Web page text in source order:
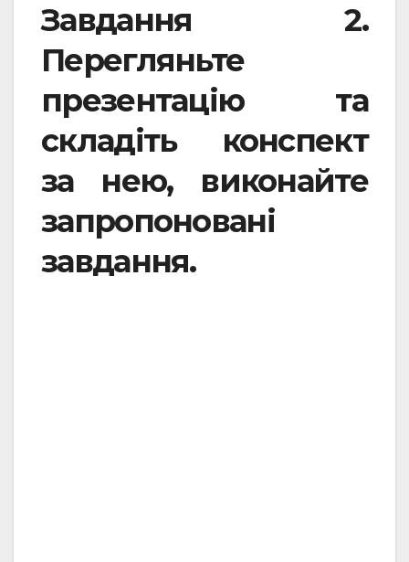
Завдання 2.
Перегляньте
презентацію та
складіть конспект
за нею, виконайте
запропоновані
завдання.